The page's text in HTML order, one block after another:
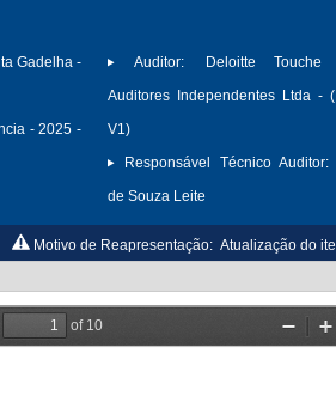
Gadelha -
- 2025 -
Auditor:
Deloitte Touche
Auditores Independentes Ltda -
V1)
Responsável Técnico Auditor:
de Souza Leite
Motivo de Reapresentação: Atualização do